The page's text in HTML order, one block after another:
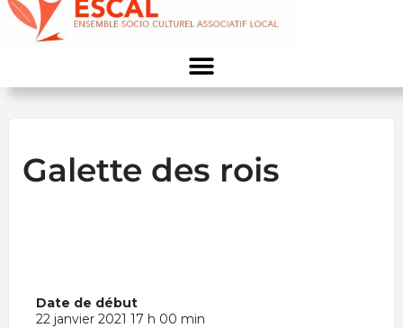
Galette des rois
Date de début
22 janvier 2021 17 h 00 min